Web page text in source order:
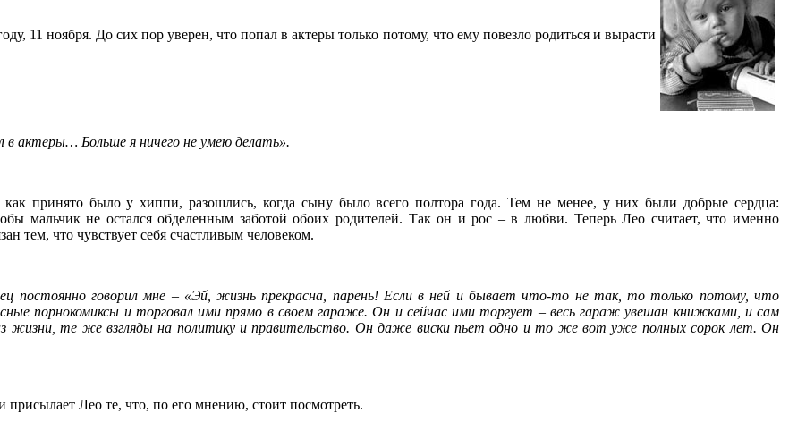
11 ноября. До сих пор уверен, что попал в актеры только потому, что ему повезло родиться и вырасти
в актеры… Больше я ничего не умею делать».
принято было у хиппи, разошлись, когда сыну было всего полтора года. Тем не менее, у них были добрые сердца:
мальчик не остался обделенным заботой обоих родителей. Так он и рос – в любви. Теперь Лео считает, что именно
тем, что чувствует себя счастливым человеком.
постоянно говорил мне – «Эй, жизнь прекрасна, парень! Если в ней и бывает что-то не так, то только потому, что
порнокомиксы и торговал ими прямо в своем гараже. Он и сейчас ими торгует – весь гараж увешан книжками, и сам
те же взгляды на политику и правительство. Он даже виски пьет одно и то же вот уже полных сорок лет. Он
Лео те, что, по его мнению, стоит посмотреть.